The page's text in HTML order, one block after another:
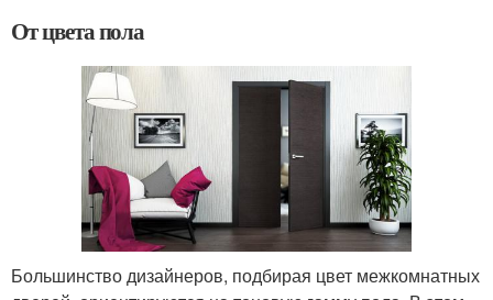
От цвета пола
Большинство дизайнеров, подбирая цвет межкомнатных